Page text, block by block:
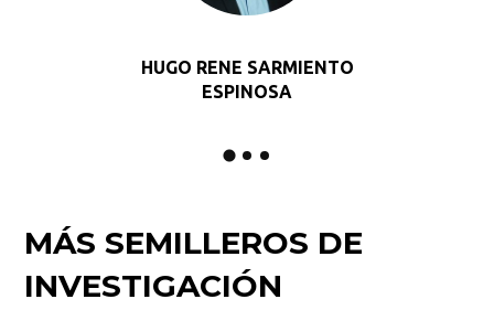
HUGO RENE SARMIENTO
ESPINOSA
MÁS SEMILLEROS DE
INVESTIGACIÓN